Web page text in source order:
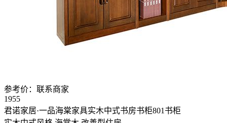
参考价： 联系商家
1955
君诺家居·一品海棠家具实木中式书房书柜801书柜